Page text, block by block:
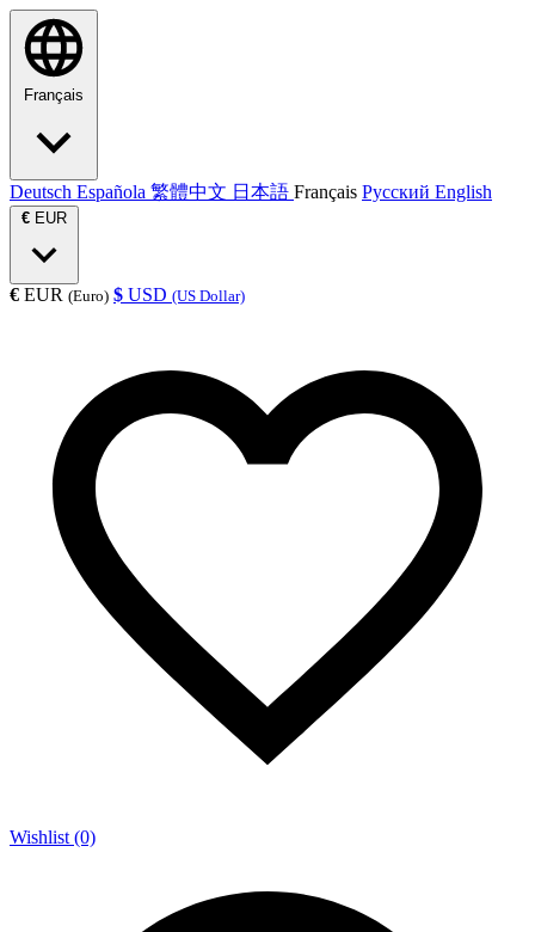
Français
Deutsch Española 繁體中文 日本語 Français Русский English
€ EUR
€ EUR (Euro) $ USD (US Dollar)
Wishlist (0)